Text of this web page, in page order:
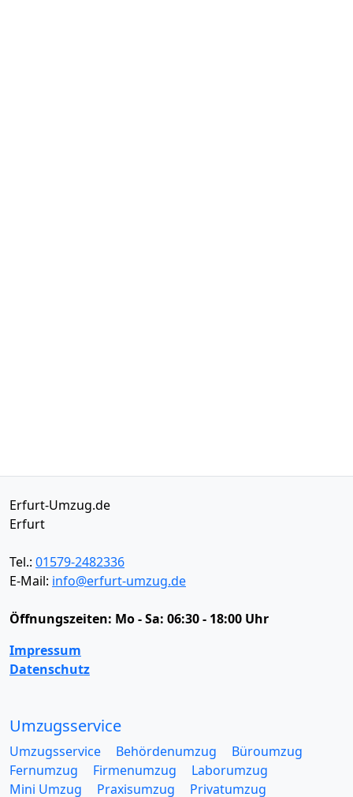
Erfurt-Umzug.de
Erfurt
Tel.: 01579-2482336
E-Mail: info@erfurt-umzug.de
Öffnungszeiten: Mo - Sa: 06:30 - 18:00 Uhr
Impressum
Datenschutz
Umzugsservice
Umzugsservice Behördenumzug
Büroumzug
Fernumzug
Firmenumzug
Laborumzug
Mini Umzug
Praxisumzug
Privatumzug